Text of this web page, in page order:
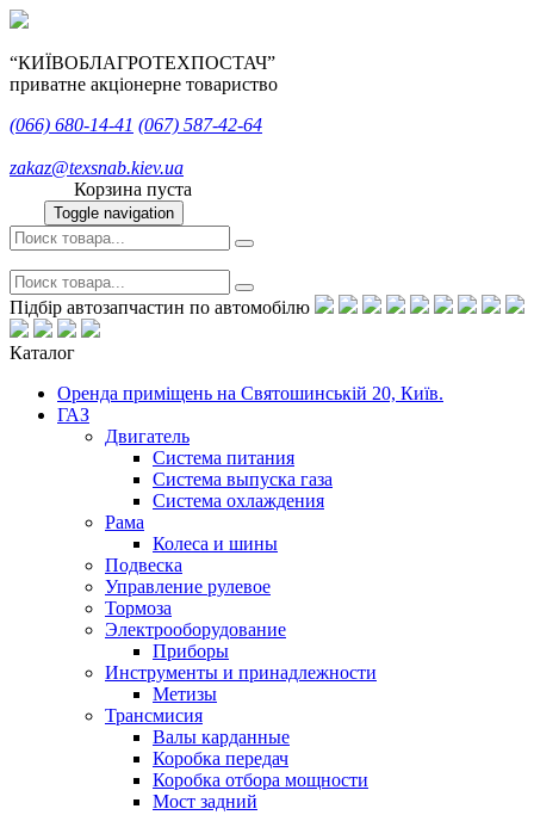
“КИЇВОБЛАГРОТЕХПОСТАЧ”
приватне акціонерне товариство
(066) 680-14-41 (067) 587-42-64
zakaz@texsnab.kiev.ua
Корзина пуста
Toggle navigation
Підбір автозапчастин по автомобілю
Каталог
Оренда приміщень на Святошинській 20, Київ.
ГАЗ
Двигатель
Система питания
Система выпуска газа
Система охлаждения
Рама
Колеса и шины
Подвеска
Управление рулевое
Тормоза
Электрооборудование
Приборы
Инструменты и принадлежности
Метизы
Трансмисия
Валы карданные
Коробка передач
Коробка отбора мощности
Мост задний